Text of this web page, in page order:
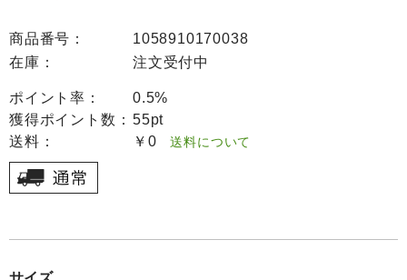
商品番号：
1058910170038
在庫：
注文受付中
ポイント率：
0.5%
獲得ポイント数： 55pt
送料：
￥0 送料について